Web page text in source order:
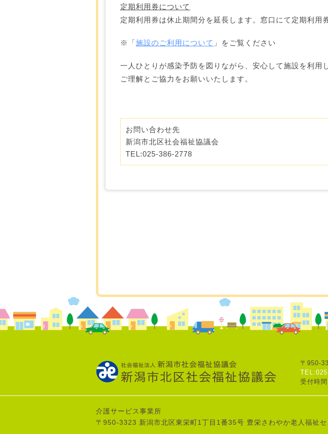
定期利用券について
定期利用券は休止期間分を延長します。窓口にて定期利用
※「施設のご利用について 」をご覧ください
一人ひとりが感染予防を図りながら、安心して施設を利用
ご理解とご協力をお願いいたします。
お問い合わせ先
新潟市北区社会福祉協議会
TEL:025-386-2778
〒950-
受付時
介護サービス事業所
〒950-3323 新潟市北区東栄町1丁目1番35号 豊栄さわやか老人福祉